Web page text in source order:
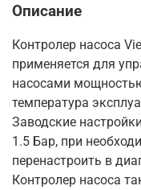
Описание
Контролер насоса
применяется для
насосами
температура
Заводские
1.5 Бар, при
перенастроить в
Контролер насоса